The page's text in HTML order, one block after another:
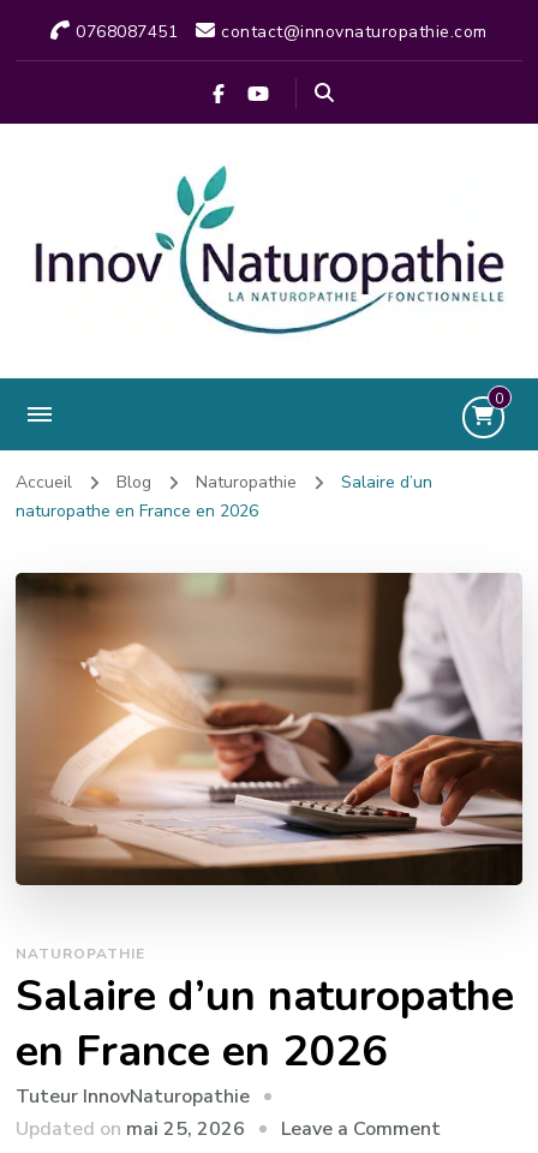
0768087451 contact@innovnaturopathie.com
0
Accueil Blog Naturopathie
Salaire d’un
naturopathe en France en 2026
NATUROPATHIE
Salaire d’un naturopathe
en France en 2026
Tuteur InnovNaturopathie
Updated on mai 25, 2026 Leave a Commenton